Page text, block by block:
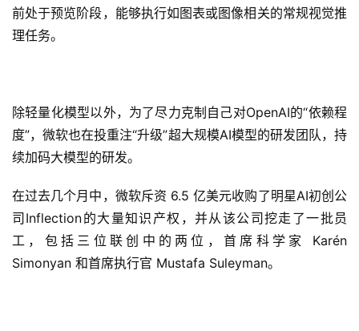
前处于预览阶段，能够执行如图表或图像相关的常规视觉推
理任务。
除轻量化模型以外，为了尽力克制自己对OpenAI的“依赖程
度”，微软也在投重注“升级”超大规模AI模型的研发团队，持
续加码大模型的研发。
在过去几个月中，微软斥资 6.5 亿美元收购了明星AI初创公
司Inflection的大量知识产权，并从该公司挖走了一批员
工，包括三位联创中的两位，首席科学家 Karén
Simonyan 和首席执行官 Mustafa Suleyman。